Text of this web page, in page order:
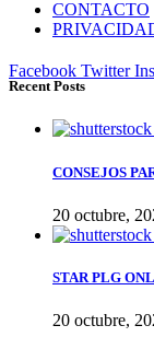
CONTACTO
Facebook Twitter
Recent Posts
CONSEJOS
20 octubre,
STAR PLG
20 octubre,